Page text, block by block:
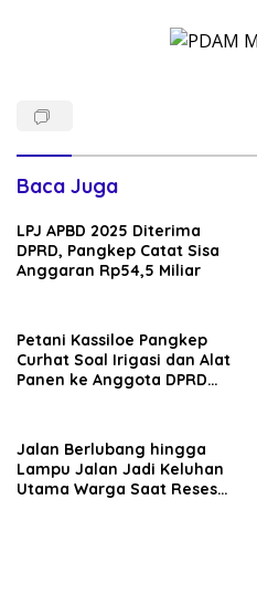
Baca Juga
LPJ APBD 2025 Diterima
DPRD, Pangkep Catat Sisa
Anggaran Rp54,5 Miliar
Petani Kassiloe Pangkep
Curhat Soal Irigasi dan Alat
Panen ke Anggota DPRD
Jalan Berlubang hingga
Lampu Jalan Jadi Keluhan
Utama Warga Saat Reses